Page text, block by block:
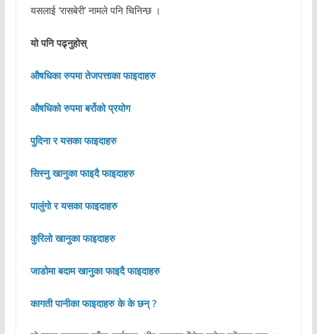
यसलाई ‘रासबेरी’ नामले पनि चिनिन्छ ।
यो पनि पढ्नुहोस्
औषधिका रुपमा तेजपत्ताका फाइदाहरु
औषधिको रुपमा बर्रोको प्रयोग
पुदिना र यसका फाइदाहरु
सिस्नु खानुका फाइदै फाइदाहरु
पालुंगो र यसका फाइदाहरु
कुरिलो खानुका फाइदाहरु
जाडोमा बदाम खानुका फाइदै फाइदाहरु
कागती पानीका फाइदाहरु के के छन् ?